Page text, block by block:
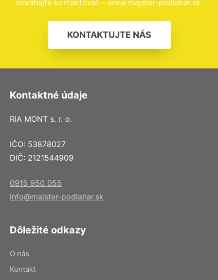
neváhajte kontaktovať – www.majster-podlahar.sk.
KONTAKTUJTE NÁS
Kontaktné údaje
RIA MONT s. r. o.
IČO: 53878027
DIČ: 2121544909
0915 950 055
info@majster-podlahar.sk
Dôležité odkazy
O nás
Kontakt